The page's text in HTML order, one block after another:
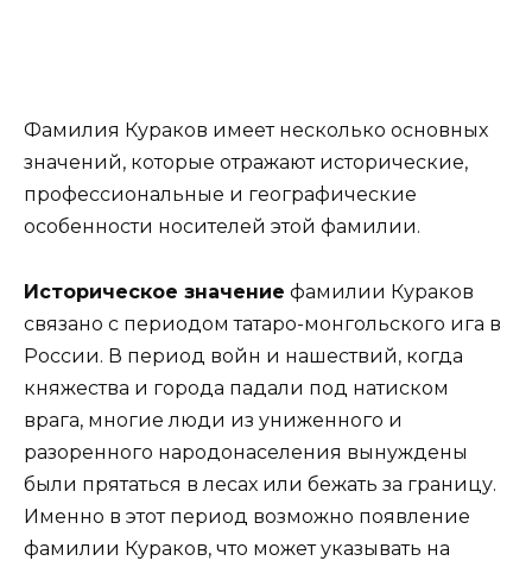
Фамилия Кураков имеет несколько основных
значений, которые отражают исторические,
профессиональные и географические
особенности носителей этой фамилии.
Историческое значение фамилии Кураков
связано с периодом татаро-монгольского ига в
России. В период войн и нашествий, когда
княжества и города падали под натиском
врага, многие люди из униженного и
разоренного народонаселения вынуждены
были прятаться в лесах или бежать за границу.
Именно в этот период возможно появление
фамилии Кураков, что может указывать на